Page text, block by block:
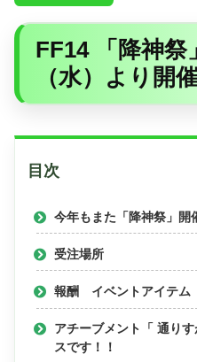
FF14 「降神祭
（水）より開催
目次
今年もまた「降神祭」開
受注場所
報酬 イベントアイテム
アチーブメント「 通り
スです！！